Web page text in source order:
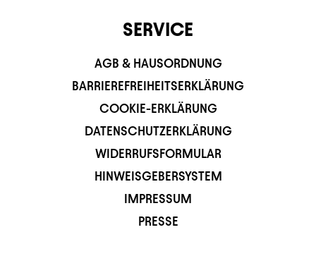
SERVICE
AGB & HAUSORDNUNG
BARRIEREFREIHEITSERKLÄRUNG
COOKIE-ERKLÄRUNG
DATENSCHUTZERKLÄRUNG
WIDERRUFSFORMULAR
HINWEISGEBERSYSTEM
IMPRESSUM
PRESSE